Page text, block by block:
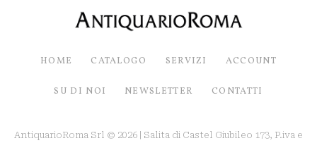
HOME CATALOGO SERVIZI ACCOUNT
SU DI NOI NEWSLETTER CONTATTI
AntiquarioRoma Srl © 2026 | Salita di Castel Giubileo 173, P.iva e